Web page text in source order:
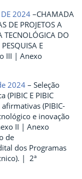
2024 –CHAMADA
DE PROJETOS A
TECNOLÓGICA DO
E
III | Anexo
2024 – Seleção
(PIBIC E PIBIC
(PIBIC-
e inovação
II | Anexo
de
dos Programas
| 2ª